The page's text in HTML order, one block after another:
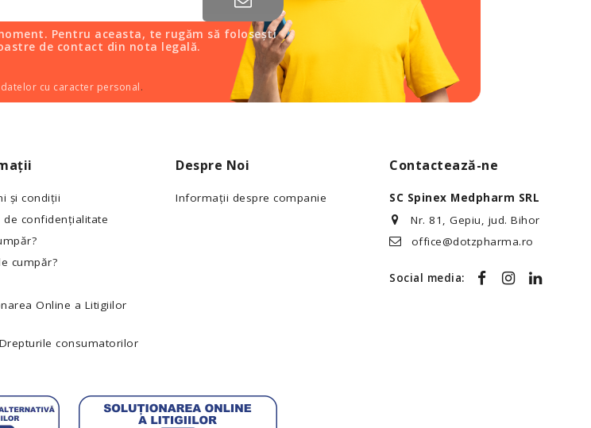
Pentru aceasta, te rugăm să folosești
de contact din nota legală.
cu caracter personal.
și condiții
de confidențialitate
cumpăr?
Online a Litigiilor
Drepturile consumatorilor
Despre Noi
Informații despre companie
Contactează-ne
SC Spinex Medpharm SRL
Nr. 81, Gepiu, jud. Bihor
office@dotzpharma.ro
Social media: